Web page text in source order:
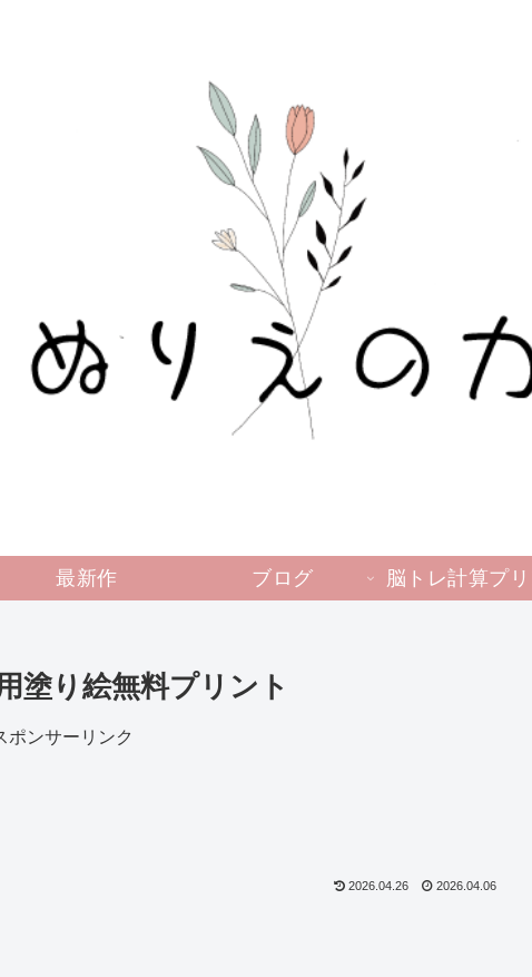
最新作 ブログ 脳トレ計算プリ
塗り絵無料プリント
ポンサーリンク
2026.04.26 2026.04.06